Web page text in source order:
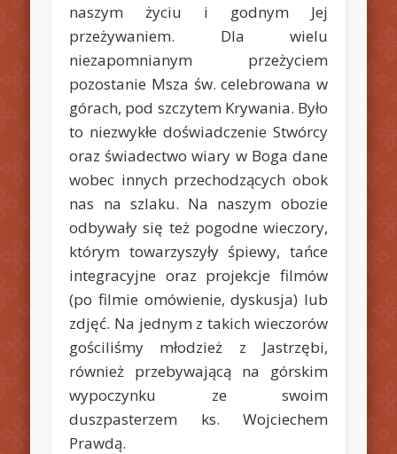
naszym życiu i godnym Jej
przeżywaniem. Dla wielu
niezapomnianym przeżyciem
pozostanie Msza św. celebrowana w
górach, pod szczytem Krywania. Było
to niezwykłe doświadczenie Stwórcy
oraz świadectwo wiary w Boga dane
wobec innych przechodzących obok
nas na szlaku. Na naszym obozie
odbywały się też pogodne wieczory,
którym towarzyszyły śpiewy, tańce
integracyjne oraz projekcje filmów
(po filmie omówienie, dyskusja) lub
zdjęć. Na jednym z takich wieczorów
gościliśmy młodzież z Jastrzębi,
również przebywającą na górskim
wypoczynku ze swoim
duszpasterzem ks. Wojciechem
Prawdą.